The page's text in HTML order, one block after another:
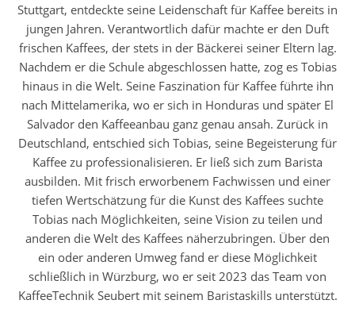
Stuttgart, entdeckte seine Leidenschaft für Kaffee bereits in
jungen Jahren. Verantwortlich dafür machte er den Duft
frischen Kaffees, der stets in der Bäckerei seiner Eltern lag.
Nachdem er die Schule abgeschlossen hatte, zog es Tobias
hinaus in die Welt. Seine Faszination für Kaffee führte ihn
nach Mittelamerika, wo er sich in Honduras und später El
Salvador den Kaffeeanbau ganz genau ansah. Zurück in
Deutschland, entschied sich Tobias, seine Begeisterung für
Kaffee zu professionalisieren. Er ließ sich zum Barista
ausbilden. Mit frisch erworbenem Fachwissen und einer
tiefen Wertschätzung für die Kunst des Kaffees suchte
Tobias nach Möglichkeiten, seine Vision zu teilen und
anderen die Welt des Kaffees näherzubringen. Über den
ein oder anderen Umweg fand er diese Möglichkeit
schließlich in Würzburg, wo er seit 2023 das Team von
KaffeeTechnik Seubert mit seinem Baristaskills unterstützt.